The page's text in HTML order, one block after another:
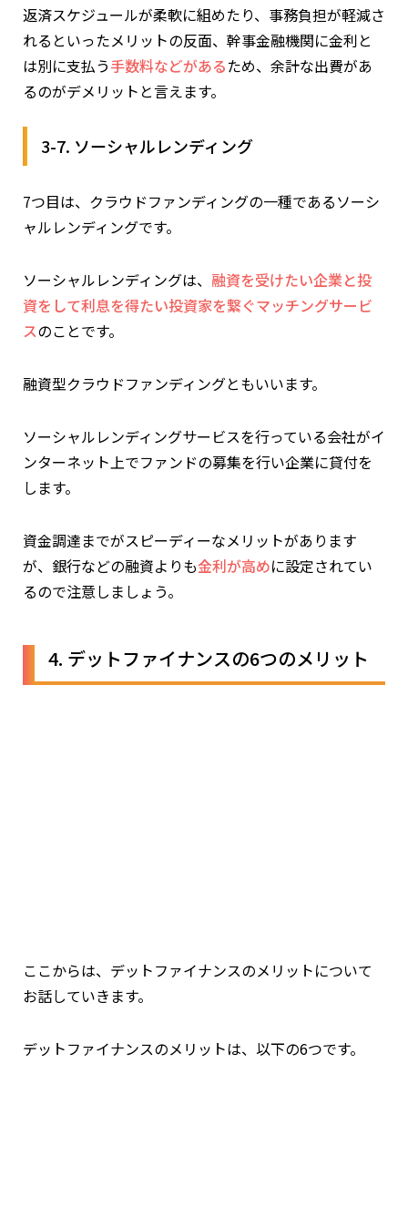
返済スケジュールが柔軟に組めたり、事務負担が軽減さ
れるといったメリットの反面、幹事金融機関に金利と
は別に支払う手数料などがあるため、余計な出費があ
るのがデメリットと言えます。
3-7. ソーシャルレンディング
7つ目は、クラウドファンディングの一種であるソーシ
ャルレンディングです。
ソーシャルレンディングは、 融資を受けたい企業と投
資をして利息を得たい投資家を繋ぐマッチングサービ
スのことです。
融資型クラウドファンディングともいいます。
ソーシャルレンディングサービスを行っている会社がイ
ンターネット上でファンドの募集を行い企業に貸付を
します。
資金調達までがスピーディーなメリットがあります
が、銀行などの融資よりも金利が高めに設定されてい
るので注意しましょう。
4. デットファイナンスの6つのメリット
ここからは、デットファイナンスのメリットについて
お話していきます。
デットファイナンスのメリットは、以下の6つです。